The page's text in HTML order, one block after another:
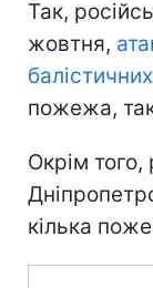
Так,
жовтня,
пожежа,
Окрім того,
кілька